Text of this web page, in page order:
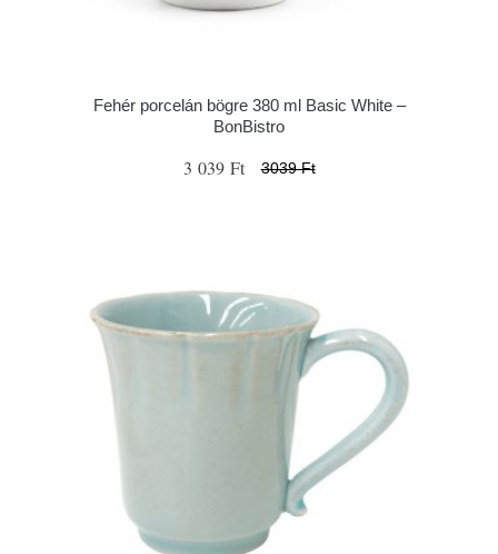
Fehér porcelán bögre 380 ml Basic White –
BonBistro
3 039 Ft 3039 Ft